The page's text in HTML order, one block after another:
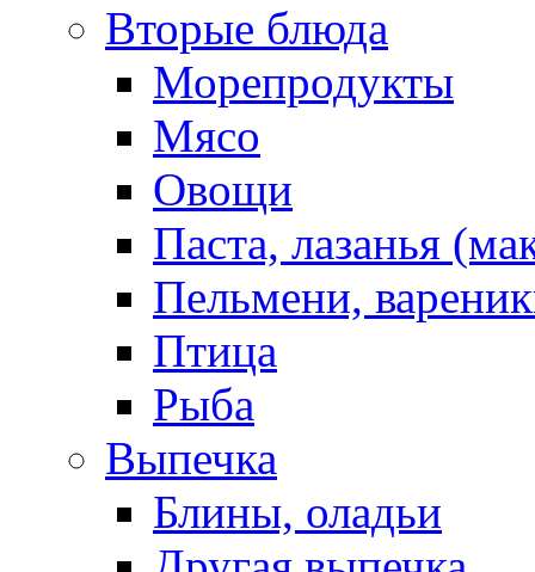
Вторые блюда
Морепродукты
Мясо
Овощи
Паста, лазанья
Пельмени,
Птица
Рыба
Выпечка
Блины, оладьи